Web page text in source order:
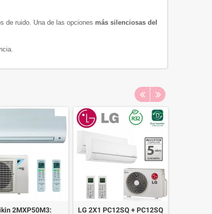
de ruido. Una de las opciones más silenciosas del
2MXP50M3:
LG 2X1 PC12SQ + PC12SQ